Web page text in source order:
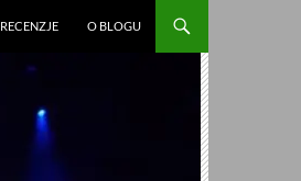
RECENZJE O BLOGU